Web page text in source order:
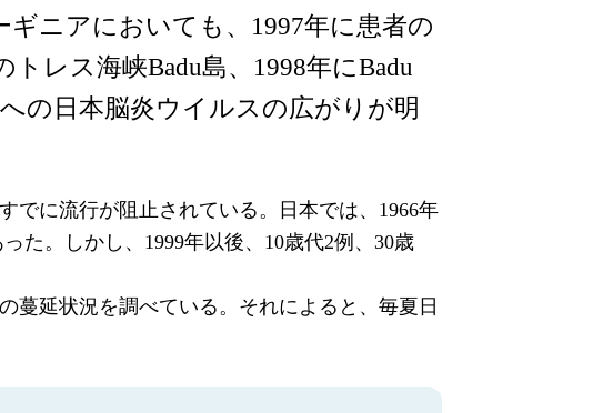
ニアにおいても、1997年に患者の
レス海峡Badu島、1998年にBadu
の日本脳炎ウイルスの広がりが明
でに流行が阻止されている。日本では、1966年
た。しかし、1999年以後、10歳代2例、30歳
蔓延状況を調べている。それによると、毎夏日